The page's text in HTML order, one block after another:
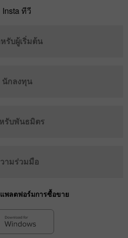
Insta ทีวี
รับผู้เริ่มต้น
นักลงทุน
รับพันธมิตร
ามร่วมมือ
พลตฟอร์มการซื้อขาย